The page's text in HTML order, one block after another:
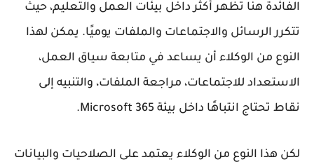
الفائدة هنا تظهر أكثر داخل بيئات العمل والتعليم، حيث
تتكرر الرسائل والاجتماعات والملفات يوميًا. يمكن لهذا
النوع من الوكلاء أن يساعد في متابعة سياق العمل،
الاستعداد للاجتماعات، مراجعة الملفات، والتنبيه إلى
نقاط تحتاج انتباهًا داخل بيئة Microsoft 365.
لكن هذا النوع من الوكلاء يعتمد على الصلاحيات والبيانات